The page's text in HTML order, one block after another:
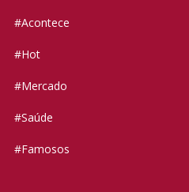
#Acontece
#Hot
#Mercado
#Saúde
#Famosos